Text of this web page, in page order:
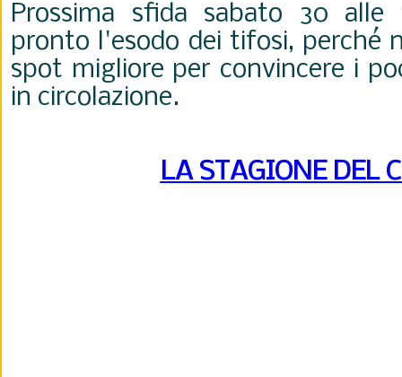
Prossima sfida sabato 30
pronto l'esodo dei tifosi, perché
spot migliore per convincere i
in circolazione.
LA STAGIONE DEL